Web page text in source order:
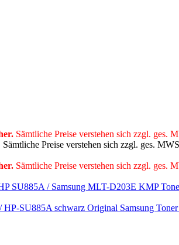
. Sämtliche Preise verstehen sich zzgl. ges.
Preise verstehen sich zzgl. ges.
. Sämtliche Preise verstehen sich zzgl. ges.
KMP
Original Samsung